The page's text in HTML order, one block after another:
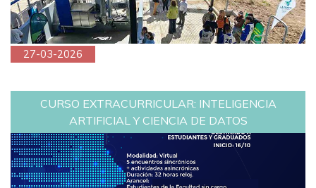
27-03-2026
CURSO EXTRACURRICULAR: INTELIGENCIA
ARTIFICIAL Y CIENCIA DE DATOS